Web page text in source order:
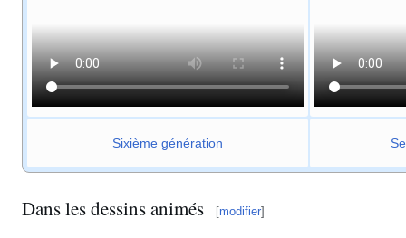
Sixième génération
Dans les dessins animés [modifier]